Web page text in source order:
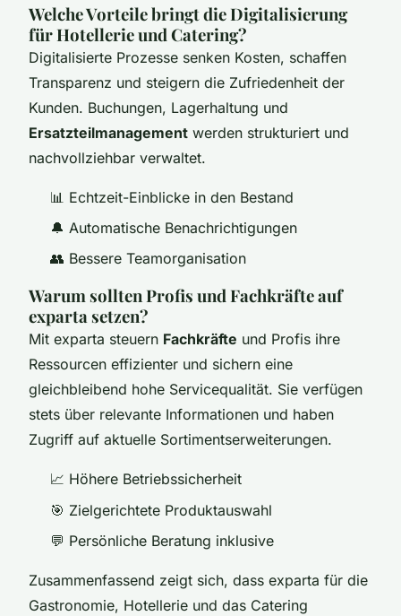
Welche Vorteile bringt die Digitalisierung
für Hotellerie und Catering?
Digitalisierte Prozesse senken Kosten, schaffen
Transparenz und steigern die Zufriedenheit der
Kunden. Buchungen, Lagerhaltung und
Ersatzteilmanagement werden strukturiert und
nachvollziehbar verwaltet.
📊 Echtzeit-Einblicke in den Bestand
🔔 Automatische Benachrichtigungen
👥 Bessere Teamorganisation
Warum sollten Profis und Fachkräfte auf
exparta setzen?
Mit exparta steuern Fachkräfte und Profis ihre
Ressourcen effizienter und sichern eine
gleichbleibend hohe Servicequalität. Sie verfügen
stets über relevante Informationen und haben
Zugriff auf aktuelle Sortimentserweiterungen.
📈 Höhere Betriebssicherheit
🎯 Zielgerichtete Produktauswahl
💬 Persönliche Beratung inklusive
Zusammenfassend zeigt sich, dass exparta für die
Gastronomie, Hotellerie und das Catering